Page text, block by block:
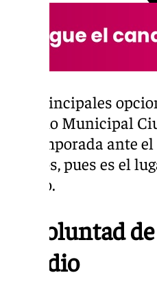
Las principales
Estadio Municipal
pretemporada ante
enteros, pues es el
campo.
La voluntad
estadio